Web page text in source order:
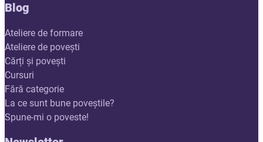
Blog
Ateliere de formare
Ateliere de povești
Cărți și povești
Cursuri
Fără categorie
La ce sunt bune poveștile?
Spune-mi o poveste!